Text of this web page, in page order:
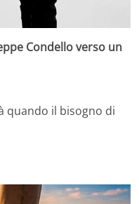
Condello verso un
quando il bisogno di